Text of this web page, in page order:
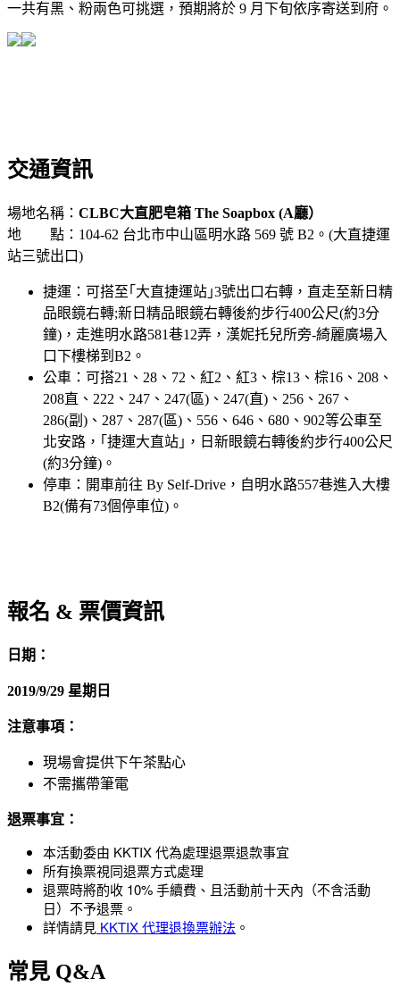
一共有黑、粉兩色可挑選，預期將於 9 月下旬依序寄送到府。
交通資訊
場地名稱： CLBC大直肥皂箱 The Soapbox (A廳）
地 點：104-62 台北市中山區明水路 569 號 B2。(大直捷運
站三號出口)
捷運：可搭至｢大直捷運站｣3號出口右轉，直走至新日精
品眼鏡右轉;新日精品眼鏡右轉後約步行400公尺(約3分
鐘)，走進明水路581巷12弄，漢妮托兒所旁-綺麗廣場入
口下樓梯到B2。
公車：可搭21、28、72、紅2、紅3、棕13、棕16、208、
208直、222、247、247(區)、247(直)、256、267、
286(副)、287、287(區)、556、646、680、902等公車至
北安路，｢捷運大直站｣，日新眼鏡右轉後約步行400公尺
(約3分鐘)。
停車：開車前往 By Self-Drive，自明水路557巷進入大樓
B2(備有73個停車位)。
報名 & 票價資訊
日期：
2019/9/29 星期日
注意事項：
現場會提供下午茶點心
不需攜帶筆電
退票事宜：
本活動委由 KKTIX 代為處理退票退款事宜
所有換票視同退票方式處理
退票時將酌收 10% 手續費、且活動前十天內（不含活動
日）不予退票。
詳情請見 KKTIX 代理退換票辦法 。
常見 Q&A